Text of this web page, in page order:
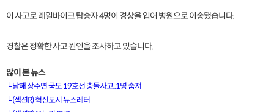
이 사고로 레일바이크 탑승자 4명이 경상을 입어 병원으로 이송됐습니다.
경찰은 정확한 사고 원인을 조사하고 있습니다.
많이 본 뉴스
└남해 상주면 국도 19호선 충돌사고..1명 숨져
└(섹션R) 혁신도시 뉴스레터